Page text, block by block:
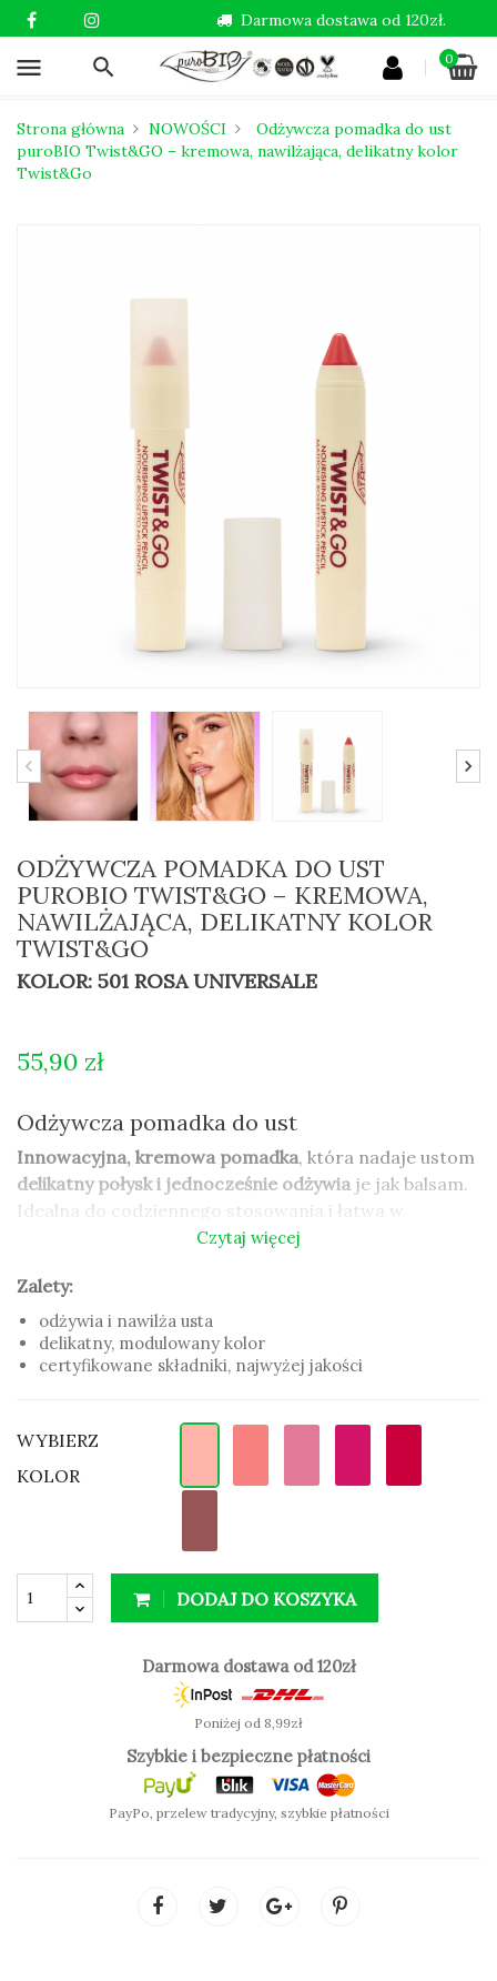
menu 0
Darmowa dostawa od 120zł.
Strona główna NOWOŚCI
Odżywcza pomadka do ust
puroBIO Twist&GO – kremowa, nawilżająca, delikatny kolor
Twist&Go
ODŻYWCZA POMADKA DO UST
PUROBIO TWIST&GO – KREMOWA,
NAWILŻAJĄCA, DELIKATNY KOLOR
TWIST&GO
KOLOR: 501 ROSA UNIVERSALE
55,90 zł
Odżywcza pomadka do ust
Innowacyjna, kremowa pomadka, która nadaje ustom
delikatny połysk i jednocześnie odżywia je jak balsam.
Idealna do codziennego stosowania i łatwa w
aplikacji, nawet bez lustra. To idealny wybór dla osób,
produkcie
przyjaznego dla ust, a jednocześnie cieszyć się łatwą
aplikacją w każdym miejscu i czasie.
odżywia i nawilża usta
delikatny, modulowany kolor
certyfikowane składniki, najwyżej jakości
Czytaj więcej
Zalety:
odżywia i nawilża usta
delikatny, modulowany kolor
certyfikowane składniki, najwyżej jakości
WYBIERZ
KOLOR
DODAJ DO KOSZYKA
Darmowa dostawa od 120zł
Poniżej od 8,99zł
Szybkie i bezpieczne płatności
PayPo, przelew tradycyjny, szybkie płatności